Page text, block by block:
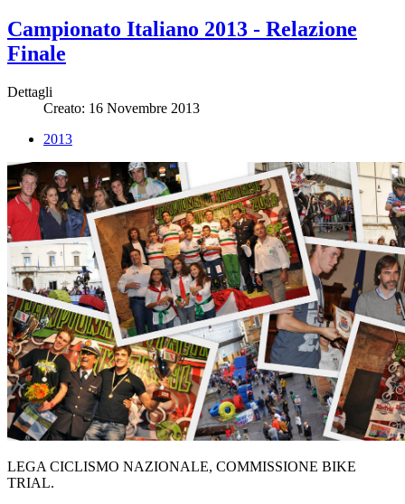
Campionato Italiano 2013 - Relazione
Finale
Dettagli
Creato: 16 Novembre 2013
2013
LEGA CICLISMO NAZIONALE, COMMISSIONE BIKE
TRIAL.